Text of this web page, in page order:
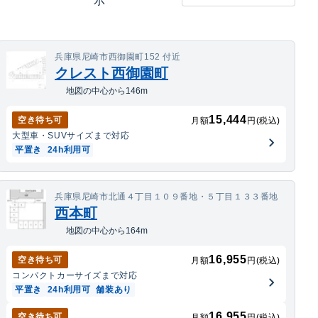
兵庫県尼崎市西御園町152 付近
クレスト西御園町
地図の中心から146m
空き待ち可 月額15,444 円(税込)
大型車・SUVサイズまで対応
平置き
24h利用可
兵庫県尼崎市北通４丁目１０９番地・５丁目１３３番地
西本町
地図の中心から164m
空き待ち可 月額16,955 円(税込)
コンパクトカーサイズまで対応
平置き
24h利用可 舗装あり